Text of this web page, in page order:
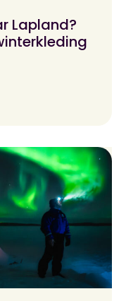
Lapland?